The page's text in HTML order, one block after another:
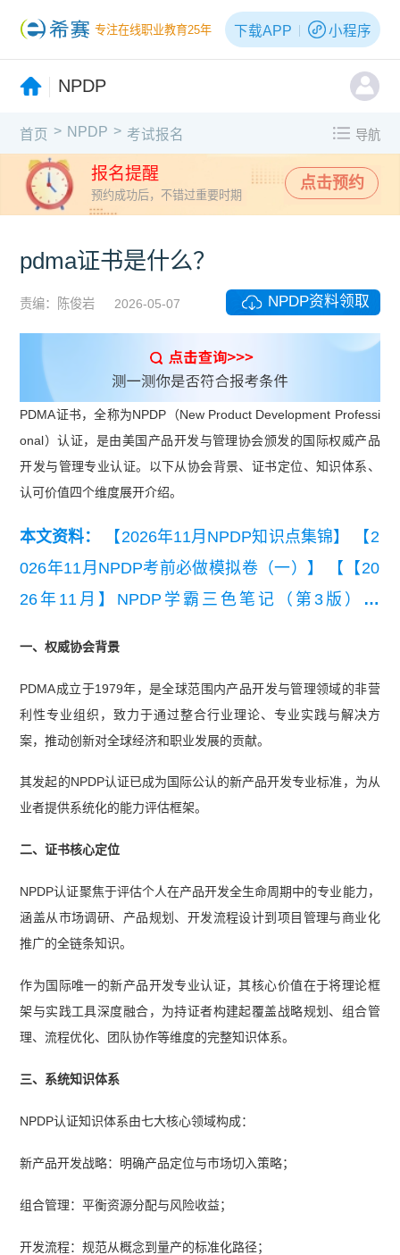
专注在线职业教育25年 下载APP 小程序
NPDP
首页 > NPDP > 考试报名 导航
报名提醒
预约成功后，不错过重要时期
点击预约
pdma证书是什么？
责编：陈俊岩 2026-05-07 NPDP资料领取
PDMA证书，全称为NPDP（New Product Development Professi
onal）认证，是由美国产品开发与管理协会颁发的国际权威产品
开发与管理专业认证。以下从协会背景、证书定位、知识体系、
认可价值四个维度展开介绍。
本文资料： 【2026年11月NPDP知识点集锦】
【2
026年11月NPDP考前必做模拟卷（一）】
【【20
26年11月】NPDP学霸三色笔记（第3版）】
一、权威协会背景
PDMA成立于1979年，是全球范围内产品开发与管理领域的非营
利性专业组织，致力于通过整合行业理论、专业实践与解决方
案，推动创新对全球经济和职业发展的贡献。
其发起的NPDP认证已成为国际公认的新产品开发专业标准，为从
业者提供系统化的能力评估框架。
二、证书核心定位
NPDP认证聚焦于评估个人在产品开发全生命周期中的专业能力，
涵盖从市场调研、产品规划、开发流程设计到项目管理与商业化
推广的全链条知识。
作为国际唯一的新产品开发专业认证，其核心价值在于将理论框
架与实践工具深度融合，为持证者构建起覆盖战略规划、组合管
理、流程优化、团队协作等维度的完整知识体系。
三、系统知识体系
NPDP认证知识体系由七大核心领域构成：
新产品开发战略：明确产品定位与市场切入策略；
组合管理：平衡资源分配与风险收益；
开发流程：规范从概念到量产的标准化路径；